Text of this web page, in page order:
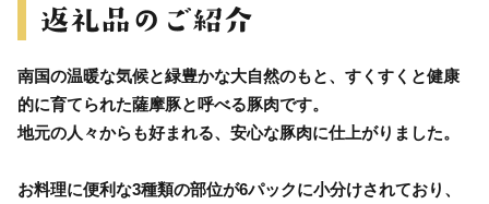
南国の温暖な気候と緑豊かな大自然のもと、すくすくと健康
的に育てられた薩摩豚と呼べる豚肉です。
地元の人々からも好まれる、安心な豚肉に仕上がりました。
お料理に便利な3種類の部位が6パックに小分けされており、